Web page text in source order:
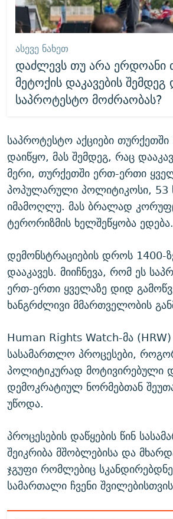
ᲐᲡᲔᲕᲔ ᲜᲐᲮᲔᲗ
დაძლევს თუ არა ერდოანი
მეტოქის დაკავების
საპროტესტო მოძრაობას?
საპროტესტო აქციები
დაიწყო, მას შემდეგ, რაც
მერი, თურქეთში ერთ-ერთი
პოპულარული პოლიტიკოსი, 53
იმამოღლუ. მას ბრალად
ტერორიზმის ხელშეწყობა ედება.
დემონსტრაციების დროს 1400-
დააკავეს. მიიჩნევა, რომ ეს
ერთ-ერთი ყველაზე დიდ
ხანგრძლივი მმართველობის
Human Rights Watch-მა
სასამართლო პროცესები,
პოლიტიკურად მოტივირებული
დემოკრატიულ ნორმებთან
უწოდა.
პროცესების დაწყების წინ
შეიკრიბა მშობლებისა და
ჯგუფი რომლებიც
სამართალი ჩვენი